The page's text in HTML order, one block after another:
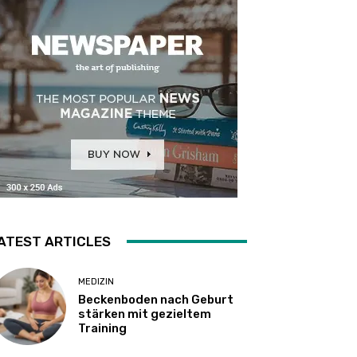
ARTICLES
MEDIZIN
Beckenboden nach Geburt
stärken mit gezieltem
Training